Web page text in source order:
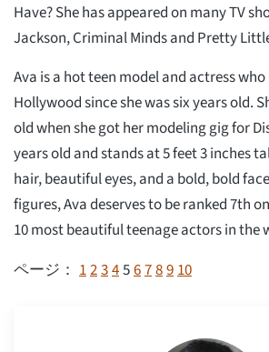
Have? She has appeared on many TV
Jackson, Criminal Minds and Pretty
Ava is a hot teen model and actress
Hollywood since she was six years old.
old when she got her modeling gig for
years old and stands at 5 feet 3 inches
hair, beautiful eyes, and a bold, bold
figures, Ava deserves to be ranked 7th
10 most beautiful teenage actors in the
ページ： 12345678910